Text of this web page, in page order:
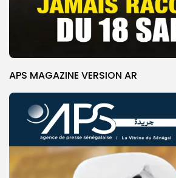
APS MAGAZINE VERSION AR